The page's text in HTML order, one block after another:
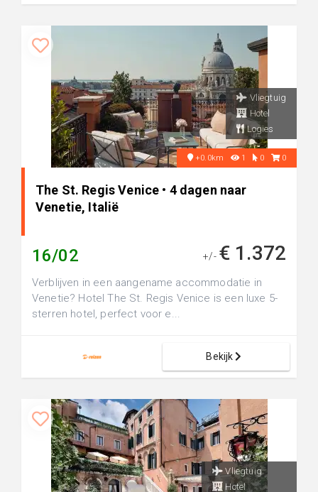
Vliegtuig
Hotel
Logies
+0.0km 1 0 0
The St. Regis Venice • 4 dagen naar
Venetie, Italië
16/02 +/- € 1.372
Verblijven in een aangename accommodatie in
Venetie? Hotel The St. Regis Venice is een luxe 5-
sterren hotel, perfect voor e...
Bekijk
Vliegtuig
Hotel